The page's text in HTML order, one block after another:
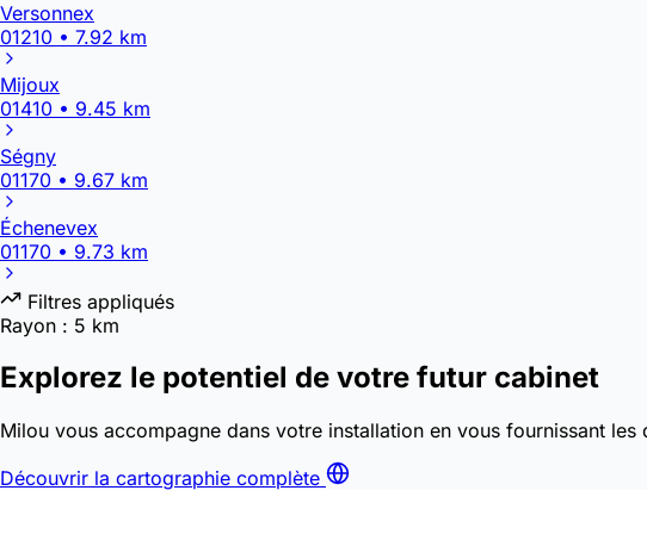
Versonnex
01210 • 7.92 km
Mijoux
01410 • 9.45 km
Ségny
01170 • 9.67 km
Échenevex
01170 • 9.73 km
Filtres appliqués
Rayon : 5 km
Explorez le potentiel de votre futur cabinet
Milou vous accompagne dans votre installation en vous fournissant
Découvrir la cartographie complète